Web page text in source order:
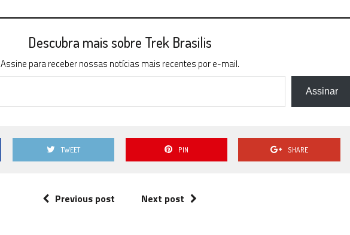
Descubra mais sobre Trek Brasilis
Assine para receber nossas notícias mais recentes por e-mail.
Assinar
TWEET PIN SHARE
Previous post Next post